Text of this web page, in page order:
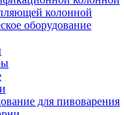
колонной
оборудование
для пивоварения